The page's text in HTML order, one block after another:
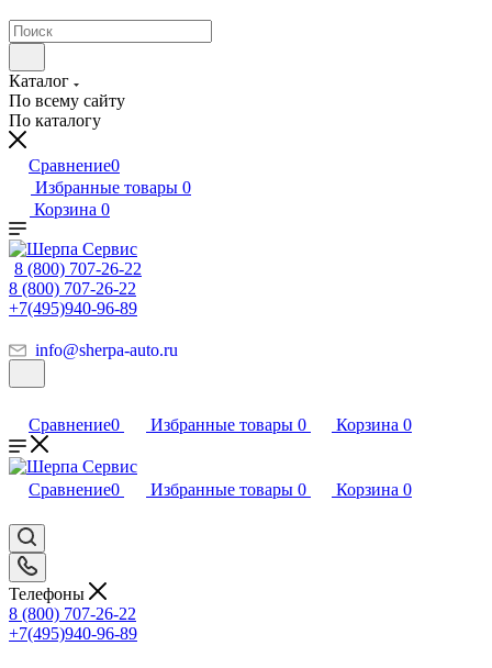
Каталог
По всему сайту
По каталогу
Сравнение0
Избранные товары 0
Корзина 0
8 (800) 707-26-22
8 (800) 707-26-22
+7(495)940-96-89
info@sherpa-auto.ru
Сравнение0 Избранные товары 0 Корзина 0
Сравнение0 Избранные товары 0 Корзина 0
Телефоны
8 (800) 707-26-22
+7(495)940-96-89